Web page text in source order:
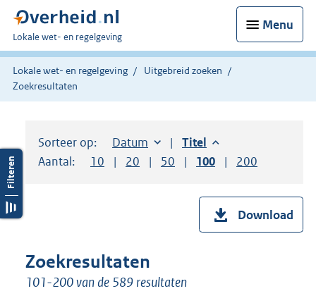
Menu
U
bent
hier:
Lokale wet- en regelgeving
Lokale wet- en regelgeving
Uitgebreid zoeken
Zoekresultaten
Sorteer op: Sorteer op:
Datum aflopendSorteer op:
Titel aflopend
Aantal:
Toon
10 resultaten per pagina
Toon
20 resultaten per pagina
Toon
50 resultaten per pagina
Toon
100 resultaten per
Toon
200
Download
Zoekresultaten
101-200 van de 589 resultaten